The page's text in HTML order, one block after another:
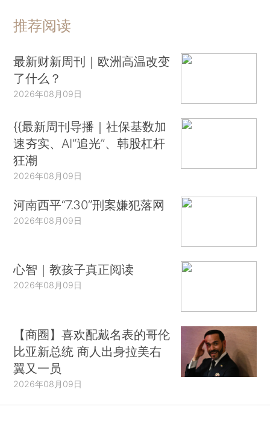
推荐阅读
最新财新周刊｜欧洲高温改变
了什么？
2026年08月09日
{{最新周刊导播｜社保基数加
速夯实、AI“追光”、韩股杠杆
狂潮
2026年08月09日
河南西平“7.30”刑案嫌犯落网
2026年08月09日
心智｜教孩子真正阅读
2026年08月09日
【商圈】喜欢配戴名表的哥伦
比亚新总统 商人出身拉美右
翼又一员
2026年08月09日